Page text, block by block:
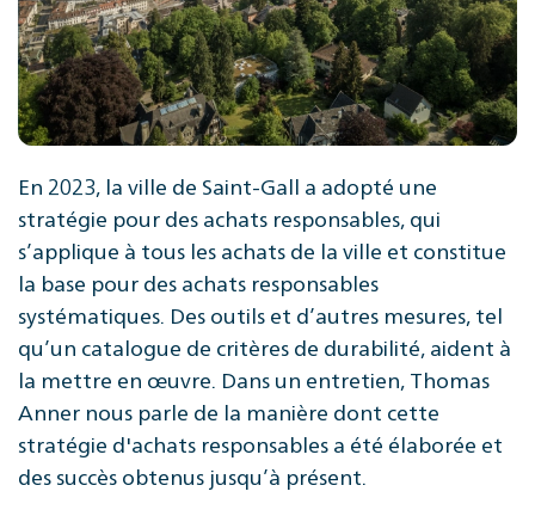
En 2023, la ville de Saint-Gall a adopté une
stratégie pour des achats responsables, qui
s’applique à tous les achats de la ville et constitue
la base pour des achats responsables
systématiques. Des outils et d’autres mesures, tel
qu’un catalogue de critères de durabilité, aident à
la mettre en œuvre. Dans un entretien, Thomas
Anner nous parle de la manière dont cette
stratégie d'achats responsables a été élaborée et
des succès obtenus jusqu’à présent.